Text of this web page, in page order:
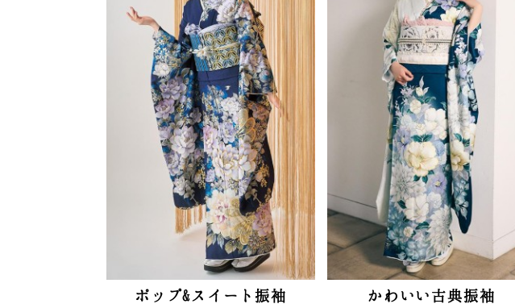
ポップ&スイート振袖 かわいい古典振袖